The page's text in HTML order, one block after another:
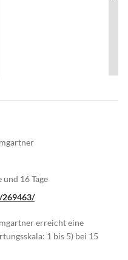
16 Tage
269463/
erreicht eine
1 bis 5) bei 15